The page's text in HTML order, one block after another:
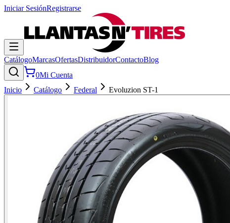
Iniciar SesiónRegistrarse
CatálogoMarcasOfertasDistribuidorContactoBlog
0Mi Cuenta
Inicio
Catálogo Federal Evoluzion ST-1